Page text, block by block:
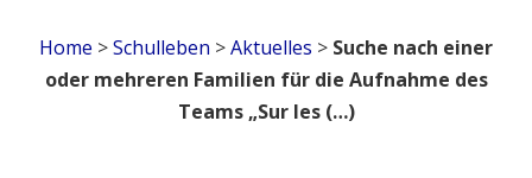
Home >Schulleben >Aktuelles > Suche nach einer
oder mehreren Familien für die Aufnahme des
Teams „Sur les (…)